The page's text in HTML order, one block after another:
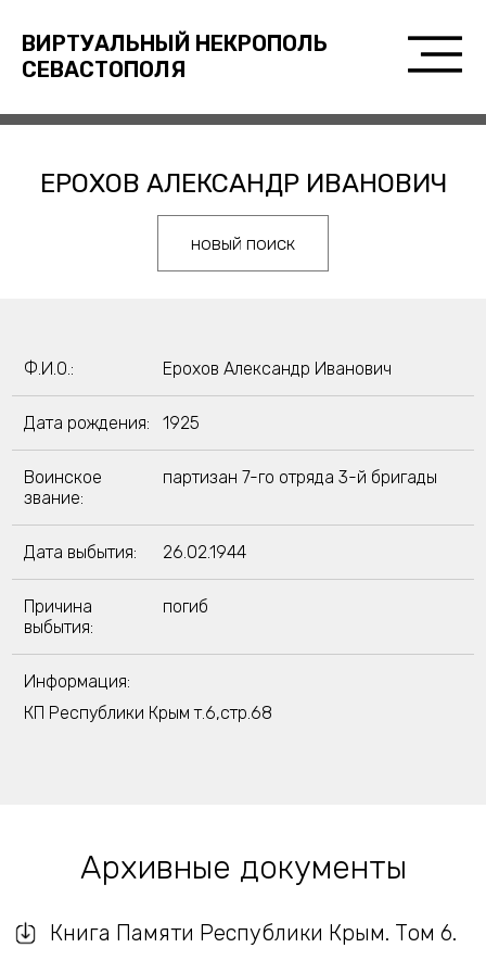
ВИРТУАЛЬНЫЙ НЕКРОПОЛЬ
СЕВАСТОПОЛЯ
ЕРОХОВ АЛЕКСАНДР ИВАНОВИЧ
новый поиск
Ф.И.О.: Ерохов Александр Иванович
Дата рождения: 1925
Воинское
звание:
партизан 7-го отряда 3-й бригады
Дата выбытия: 26.02.1944
Причина
выбытия:
погиб
Информация:
КП Республики Крым т.6,стр.68
Архивные документы
Книга Памяти Республики Крым. Том 6.